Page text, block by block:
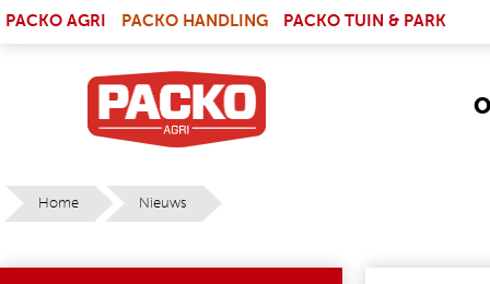
PACKO AGRI
PACKO HANDLING PACKO TUIN & PARK
Home Nieuws